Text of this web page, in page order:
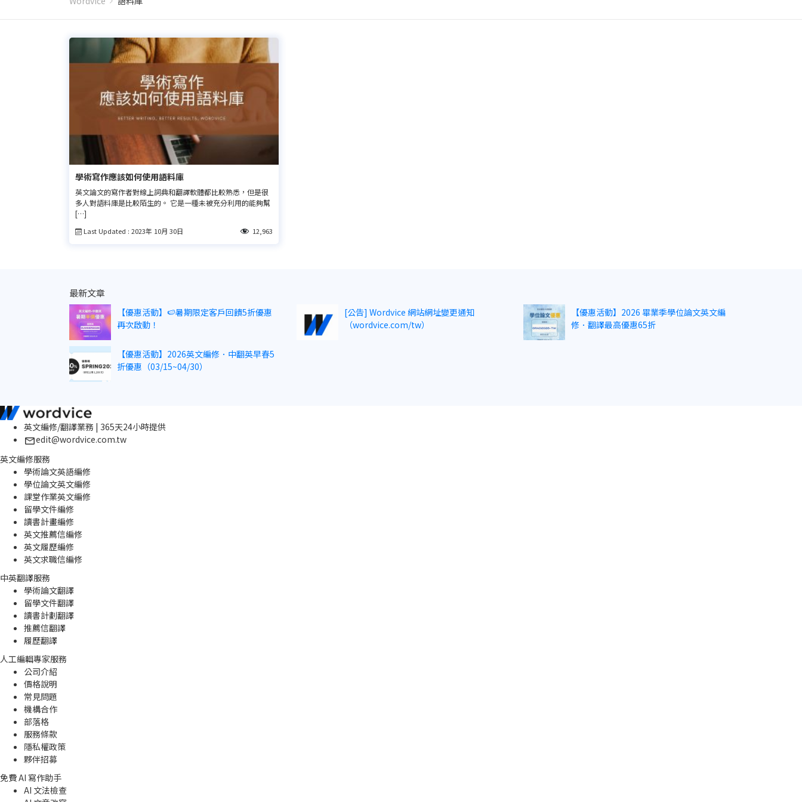
學術寫作應該如何使用語料庫
英文論文的寫作者對線上詞典和翻譯軟體都比較熟悉，但是很
多人對語料庫是比較陌生的。 它是一種未被充分利用的能夠幫
[…]
Last Updated : 2023年 10月 30日 12,963
最新文章
【優惠活動】🍉暑期限定客戶回饋5折優惠
再次啟動！
[公告] Wordvice 網站網址變更通知
（wordvice.com/tw）
【優惠活動】2026 畢業季學位論文英文編
修．翻譯最高優惠65折
【優惠活動】2026英文編修．中翻英早春5
折優惠（03/15~04/30）
英文編修/翻譯業務 | 365天24小時提供
edit@wordvice.com.tw
英文編修服務
學術論文英語編修
學位論文英文編修
課堂作業英文編修
留學文件編修
讀書計畫編修
英文推薦信編修
英文履歷編修
英文求職信編修
中英翻譯服務
學術論文翻譯
留學文件翻譯
讀書計劃翻譯
推薦信翻譯
履歷翻譯
人工編輯專家服務
公司介紹
價格說明
常見問題
機構合作
部落格
服務條款
隱私權政策
夥伴招募
免費 AI 寫作助手
AI 文法檢查